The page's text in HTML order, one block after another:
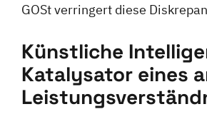
GOSt verringert diese
Künstliche
Katalysator eines